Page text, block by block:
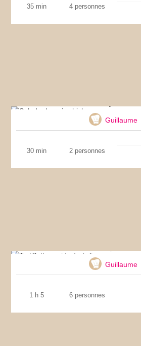
35 min 4 personnes
Guillaume
30 min 2 personnes
Guillaume
1 h 5 6 personnes